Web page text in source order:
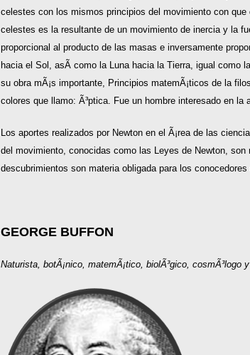
celestes con los mismos principios del movimiento con
celestes es la resultante de un movimiento de inercia y la
proporcional al producto de las masas e inversamente
hacia el Sol, asÃ­ como la Luna hacia la Tierra, igual como
su obra mÃ¡s importante, Principios matemÃ¡ticos de la
colores que llamo: Ã³ptica. Fue un hombre interesado en la
Los aportes realizados por Newton en el Ã¡rea de las
del movimiento, conocidas como las Leyes de Newton,
descubrimientos son materia obligada para los
GEORGE BUFFON
Naturista, botÃ¡nico, matemÃ¡tico, biolÃ³gico, cosmÃ³logo